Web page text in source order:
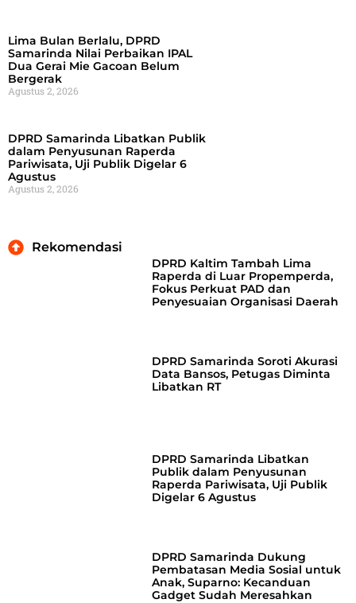
Lima Bulan Berlalu, DPRD
Samarinda Nilai Perbaikan IPAL
Dua Gerai Mie Gacoan Belum
Bergerak
Agustus 2, 2026
DPRD Samarinda Libatkan Publik
dalam Penyusunan Raperda
Pariwisata, Uji Publik Digelar 6
Agustus
Agustus 2, 2026
Rekomendasi
DPRD Kaltim Tambah Lima
Raperda di Luar Propemperda,
Fokus Perkuat PAD dan
Penyesuaian Organisasi Daerah
DPRD Samarinda Soroti Akurasi
Data Bansos, Petugas Diminta
Libatkan RT
DPRD Samarinda Libatkan
Publik dalam Penyusunan
Raperda Pariwisata, Uji Publik
Digelar 6 Agustus
DPRD Samarinda Dukung
Pembatasan Media Sosial untuk
Anak, Suparno: Kecanduan
Gadget Sudah Meresahkan